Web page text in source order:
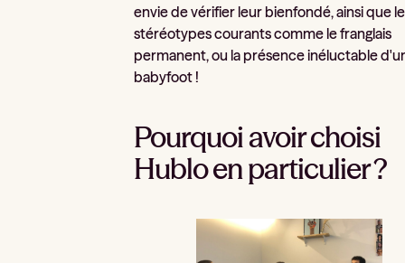
envie de vérifier leur bienfondé, ainsi que
stéréotypes courants comme le franglais
permanent, ou la présence inéluctable
babyfoot !
Pourquoi avoir choisi
Hublo en particulier ?